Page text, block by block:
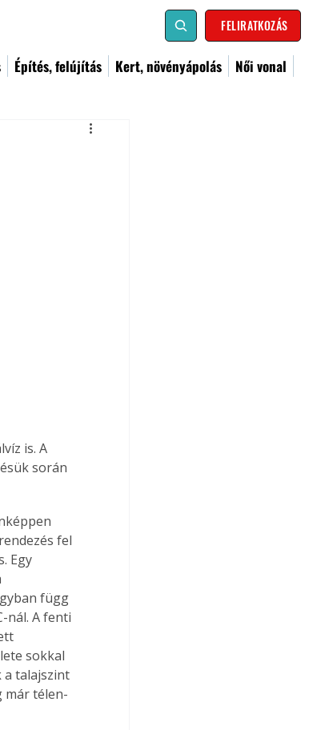
FELIRATKOZÁS
Építés, felújítás Kert, növényápolás
Női vonal
is. A
során
fel
Egy
függ
nál. A fenti
sokkal
a talajszint
már télen-